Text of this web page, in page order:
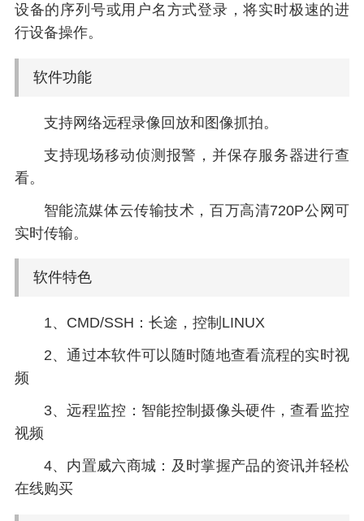
设备的序列号或用户名方式登录，将实时极速的进
行设备操作。
软件功能
支持网络远程录像回放和图像抓拍。
支持现场移动侦测报警，并保存服务器进行查
看。
智能流媒体云传输技术，百万高清720P公网可
实时传输。
软件特色
1、CMD/SSH：长途，控制LINUX
2、通过本软件可以随时随地查看流程的实时视
频
3、远程监控：智能控制摄像头硬件，查看监控
视频
4、内置威六商城：及时掌握产品的资讯并轻松
在线购买